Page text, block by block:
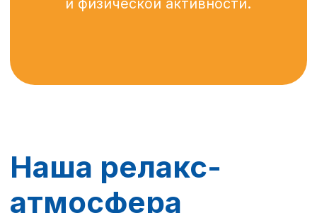
Tебе ответят в течение 10 минут